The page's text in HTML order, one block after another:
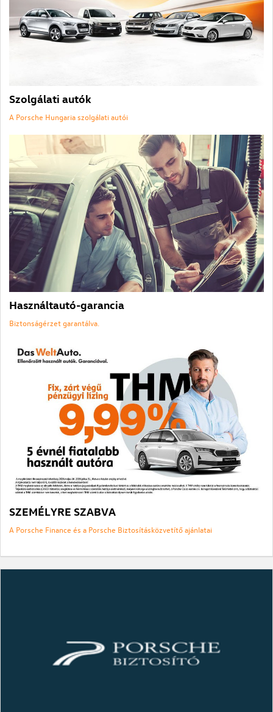
Szolgálati autók
A Porsche Hungaria szolgálati autói
Használtautó-garancia
Biztonságérzet garantálva.
SZEMÉLYRE SZABVA
A Porsche Finance és a Porsche Biztosításközvetítő ajánlatai